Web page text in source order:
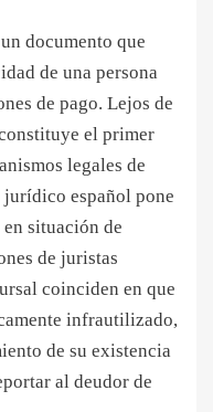
documento que
de una persona
de pago. Lejos de
el primer
legales de
español pone
situación de
de juristas
coinciden en que
infrautilizado,
de su existencia
al deudor de